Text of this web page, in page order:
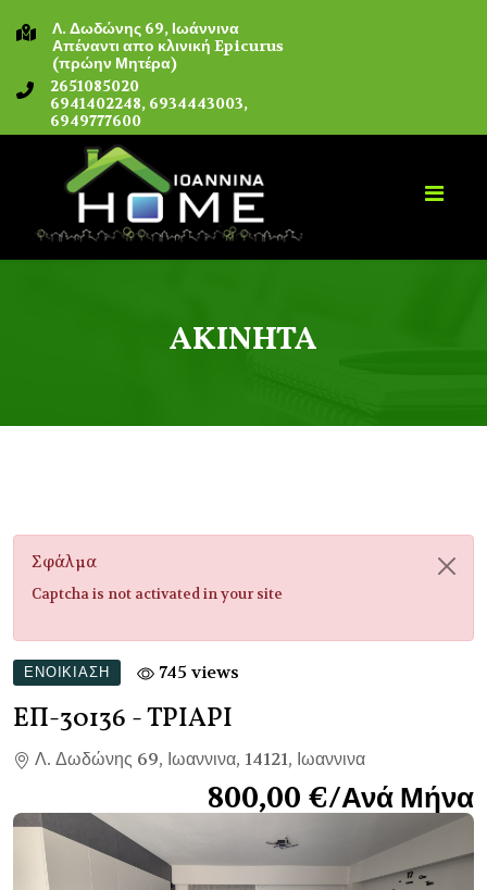
Λ. Δωδώνης 69, Ιωάννινα
Απέναντι απο κλινική Epicurus
(πρώην Μητέρα)
2651085020
6941402248, 6934443003,
6949777600
ΑΚΙΝΗΤΑ
Σφάλμα
Captcha is not activated in your site
ΕΝΟΙΚΊΑΣΗ 745 views
ΕΠ-30136 - ΤΡΙΑΡΙ
Λ. Δωδώνης 69, Ιωαννινα, 14121, Ιωαννινα
800,00 €/Ανά Μήνα